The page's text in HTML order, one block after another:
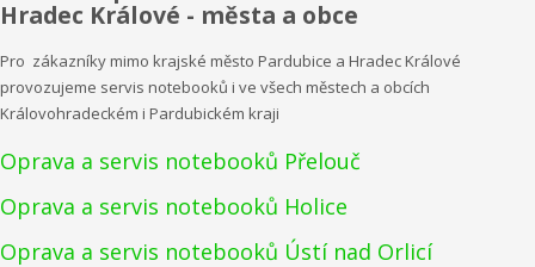
Hradec Králové - města a obce
Pro zákazníky mimo krajské město Pardubice a Hradec Králové
provozujeme servis notebooků i ve všech městech a obcích
Královohradeckém i Pardubickém kraji
Oprava a servis notebooků Přelouč
Oprava a servis notebooků Holice
Oprava a servis notebooků Ústí nad Orlicí